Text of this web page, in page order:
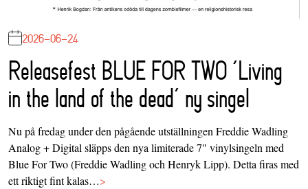
2026-06-24
Releasefest BLUE FOR TWO ‘Living
in the land of the dead’ ny singel
Nu på fredag under den pågående utställningen Freddie Wadling
Analog + Digital släpps den nya limiterade 7" vinylsingeln med
Blue For Two (Freddie Wadling och Henryk Lipp). Detta firas med
ett riktigt fint kalas…>